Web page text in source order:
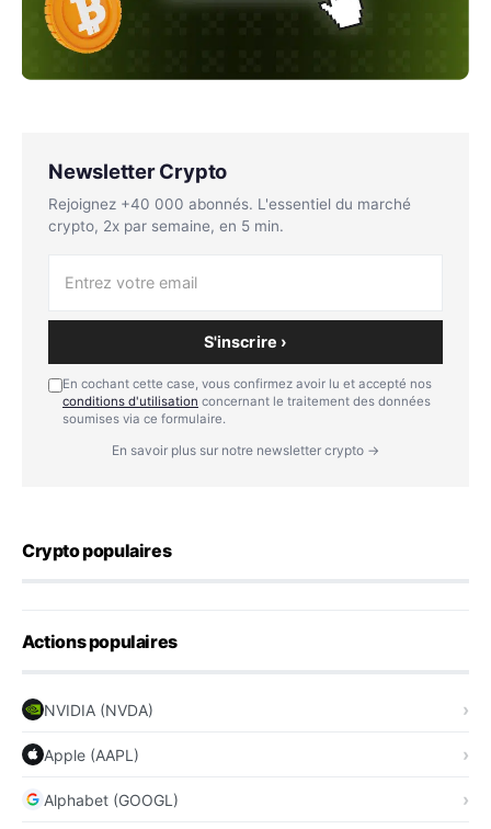
Newsletter Crypto
Rejoignez +40 000 abonnés. L'essentiel du marché
crypto, 2x par semaine, en 5 min.
S'inscrire ›
En cochant cette case, vous confirmez avoir lu et accepté nos
conditions d'utilisation concernant le traitement des données
soumises via ce formulaire.
En savoir plus sur notre newsletter crypto →
Crypto populaires
Actions populaires
NVIDIA (NVDA)
Apple (AAPL)
Alphabet (GOOGL)